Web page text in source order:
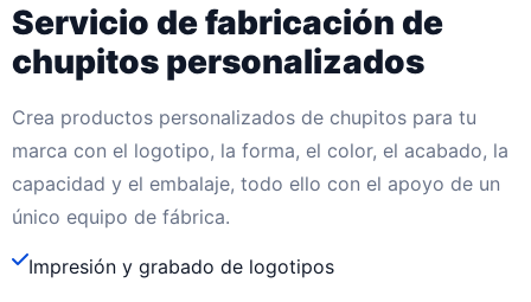
Servicio de fabricación de
chupitos personalizados
Crea productos personalizados de chupitos para tu
marca con el logotipo, la forma, el color, el acabado, la
capacidad y el embalaje, todo ello con el apoyo de un
único equipo de fábrica.
Impresión y grabado de logotipos